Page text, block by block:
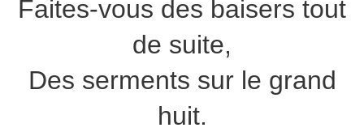
Faites-vous des baisers tout
de suite,
Des serments sur le grand
huit.